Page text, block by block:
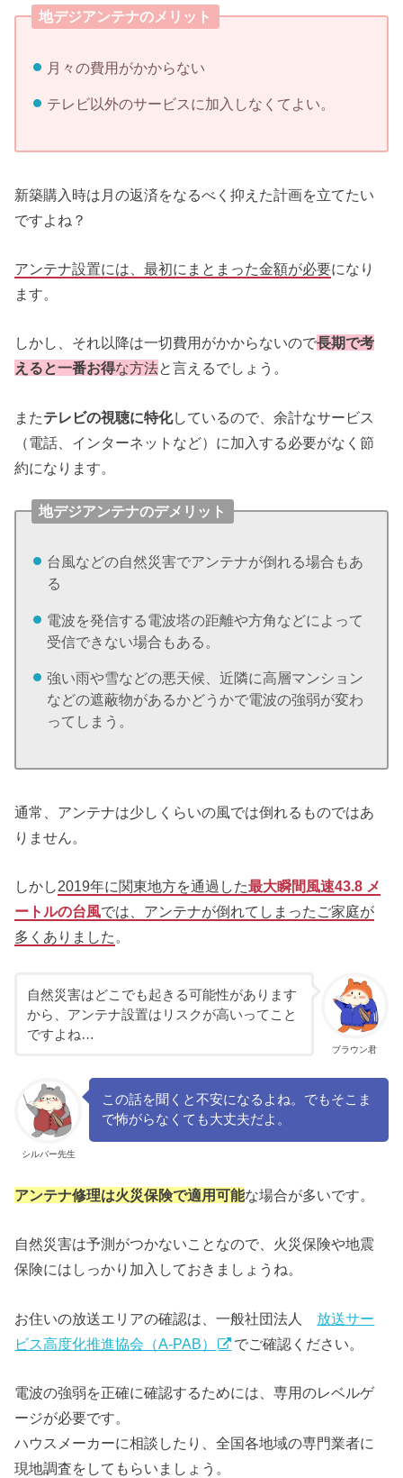
地デジアンテナのメリット
月々の費用がかからない
テレビ以外のサービスに加入しなくてよい。
新築購入時は月の返済をなるべく抑えた計画を立てたい
ですよね？
アンテナ設置には、最初にまとまった金額が必要になり
ます。
しかし、それ以降は一切費用がかからないので長期で考
えると一番お得な方法と言えるでしょう。
またテレビの視聴に特化しているので、余計なサービス
（電話、インターネットなど）に加入する必要がなく節
約になります。
地デジアンテナのデメリット
台風などの自然災害でアンテナが倒れる場合もあ
る
電波を発信する電波塔の距離や方角などによって
受信できない場合もある。
強い雨や雪などの悪天候、近隣に高層マンション
などの遮蔽物があるかどうかで電波の強弱が変わ
ってしまう。
通常、アンテナは少しくらいの風では倒れるものではあ
りません。
しかし2019年に関東地方を通過した最大瞬間風速43.8 メ
ートルの台風では、アンテナが倒れてしまったご家庭が
多くありました 。
ブラウン君
自然災害はどこでも起きる可能性があります
から、アンテナ設置はリスクが高いってこと
ですよね…
シルバー先生
この話を聞くと不安になるよね。でもそこま
で怖がらなくても大丈夫だよ。
アンテナ修理は火災保険で適用可能な場合が多いです。
自然災害は予測がつかないことなので、火災保険や地震
保険にはしっかり加入しておきましょうね。
お住いの放送エリアの確認は、一般社団法人 放送サー
ビス高度化推進協会（A-PAB）
でご確認ください。
電波の強弱を正確に確認するためには、専用のレベルゲ
ージが必要です。
ハウスメーカーに相談したり、全国各地域の専門業者に
現地調査をしてもらいましょう。